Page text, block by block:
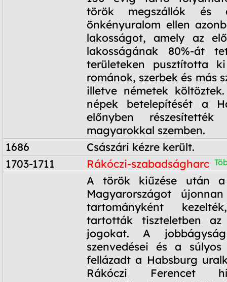
török megszállók és
önkényuralom ellen
lakosságot, amely az
lakosságának 80%-át
területeken pusztította
románok, szerbek és más
illetve németek
népek betelepítését a
előnyben
magyarokkal szemben.
1686
Császári kézre került.
1703-1711
Rákóczi-szabadságharc
A török kiűzése után a
Magyarországot
tartományként
tartották tiszteletben az
jogokat. A
szenvedései és a
fellázadt a Habsburg
Rákóczi Ferencet